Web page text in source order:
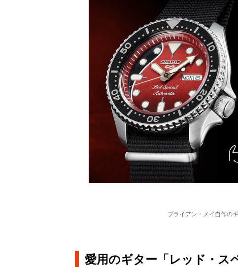
ブライアン・メイ自作の
愛用のギター「レッド・ス